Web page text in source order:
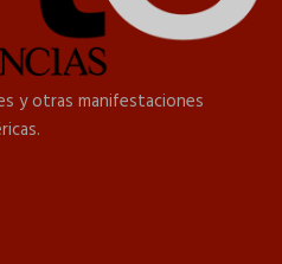
y otras manifestaciones